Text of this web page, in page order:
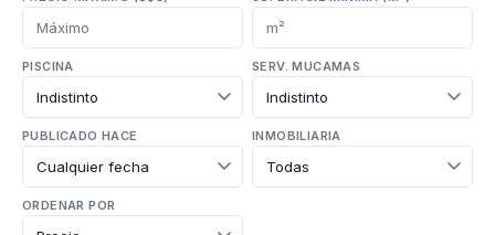
PISCINA SERV. MUCAMAS
PUBLICADO HACE INMOBILIARIA
ORDENAR POR